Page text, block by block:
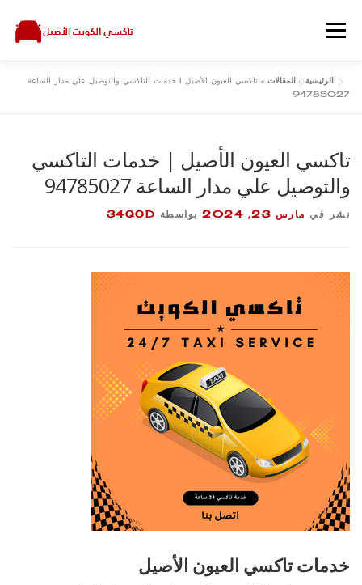
المحتوى
القائمة
اتصل بنا
الرئيسية» المقالات » تاكسي العيون الأصيل | خدمات التاكسي والتوصيل علي مدار الساعة
94785027
تاكسي العيون الأصيل | خدمات التاكسي
والتوصيل علي مدار الساعة 94785027
نشر في مارس 23, 2024 بواسطة 34QOD
خدمات تاكسي العيون الأصيل